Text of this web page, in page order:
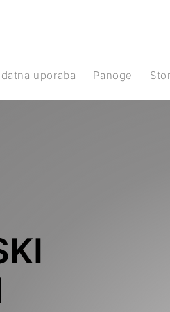
uporaba Panoge